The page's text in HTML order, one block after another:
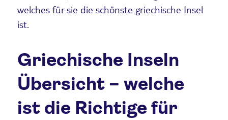
welches für sie die schönste griechische Insel
ist.
Griechische Inseln
Übersicht – welche
ist die Richtige für